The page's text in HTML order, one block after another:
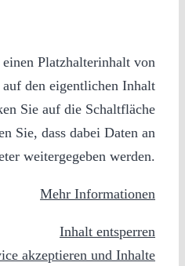
einen Platzhalterinhalt von
den eigentlichen Inhalt
Sie auf die Schaltfläche
Sie, dass dabei Daten an
weitergegeben werden.
Mehr Informationen
Inhalt entsperren
akzeptieren und Inhalte